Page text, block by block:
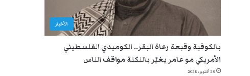
الأخبار
بالكوفية وقبعة رعاة البقر.. الكوميدي الفلسطيني
الأمريكي مو عامر يغيّر بالنكتة مواقف الناس
28 أكتوبر، 2025